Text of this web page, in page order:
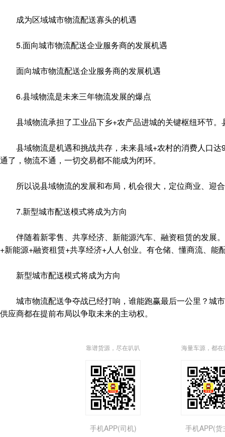
成为区域城市物流配送寡头的机遇
5.面向城市物流配送企业服务商的发展机遇
面向城市物流配送企业服务商的发展机遇
6.县域物流是未来三年物流发展的爆点
县域物流承担了工业品下乡+农产品进城的关键枢纽环节。
县域物流是机遇和挑战共存，未来县域+农村的消费人口达
通了，物流不通，一切交易都不能成为闭环。
所以说县域物流的发展和布局，机会很大，定位商业、迎
7.新型城市配送模式将成为方向
伴随着新零售、共享经济、新能源汽车、融资租赁的发展
+新能源+融资租赁+共享经济+人人创业。有仓储、懂商流、
新型城市配送模式将成为方向
城市物流配送争夺战已经打响，谁能跑赢最后一公里？城
供应商都在提前布局以争取未来的主动权。
靠谱货源，尽在叭叭
手机APP(司机)
海量车源，都在
手机APP(货